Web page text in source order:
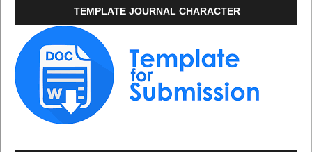
TEMPLATE JOURNAL CHARACTER